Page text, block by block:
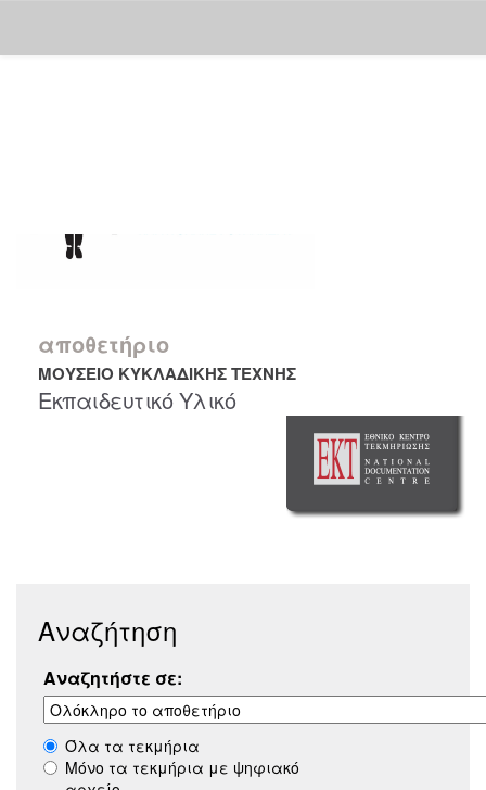
αποθετήριο
ΜΟΥΣΕΙΟ ΚΥΚΛΑΔΙΚΗΣ ΤΕΧΝΗΣ
Εκπαιδευτικό Υλικό
Αναζήτηση
Αναζητήστε σε:
Όλα τα τεκμήρια
Μόνο τα τεκμήρια με ψηφιακό